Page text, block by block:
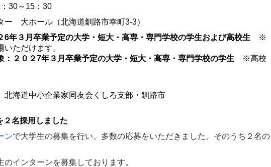
30～15：30
ー 大ホール（北海道釧路市幸町3-3）
年３月卒業予定の大学・短大・高専・専門学校の学生および高校生 ※
ただけます。
２０２7年３月卒業予定の大学・短大・高専・専門学校の学生 ※高校
北海道中小企業家同友会くしろ支部・釧路市
名採用しました
ンで大学生の募集を行い、多数の応募をいただきました。そのうち２名の
インターンを募集しております。